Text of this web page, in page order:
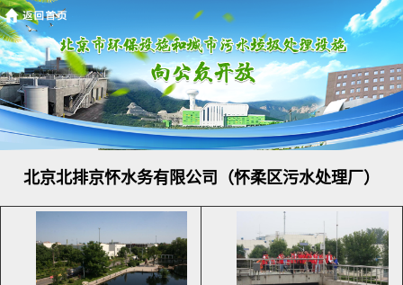
北京北排京怀水务有限公司（怀柔区污水处理厂）